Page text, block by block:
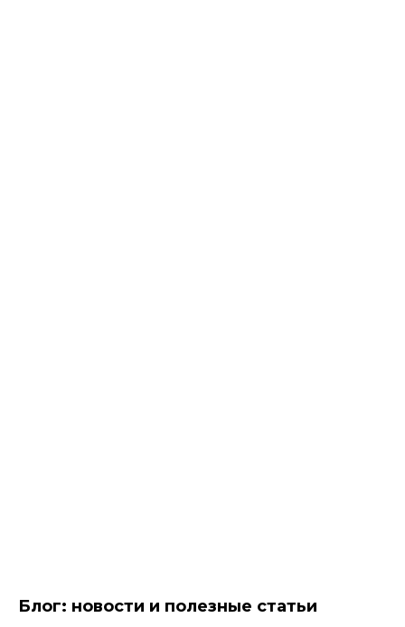
Блог: новости и полезные статьи